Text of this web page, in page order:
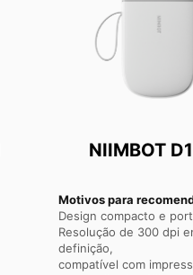
NIIMBOT
Motivos para
Design compacto e
Resolução de 300 dpi
definição,
compatível com